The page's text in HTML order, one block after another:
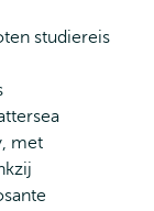
studiereis
met